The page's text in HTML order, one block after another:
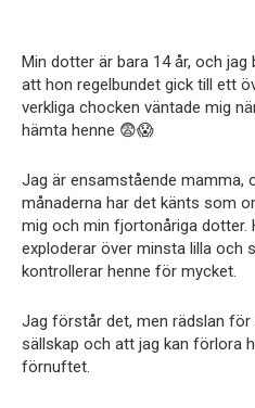
Min dotter är bara 14 år, och
att hon regelbundet gick till ett
verkliga chocken väntade mig
hämta henne 😨😱
Jag är ensamstående mamma,
månaderna har det känts som
mig och min fjortonåriga dotter.
exploderar över minsta lilla och
kontrollerar henne för mycket.
Jag förstår det, men rädslan
sällskap och att jag kan förlora
förnuftet.